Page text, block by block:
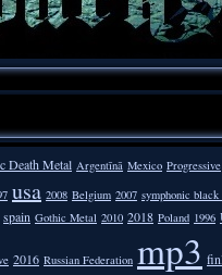
Death Metal Argentīnā Mexico Progressive
usa 2008 Belgium 2007 symphonic
spain Gothic Metal 2010 2018 Poland 1996
2016 Russian Federation mp3